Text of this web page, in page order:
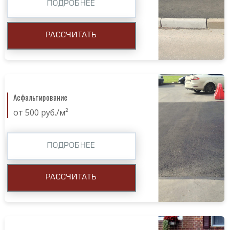
ПОДРОБНЕЕ
РАССЧИТАТЬ
Асфальтирование
от 500 руб./м²
ПОДРОБНЕЕ
РАССЧИТАТЬ